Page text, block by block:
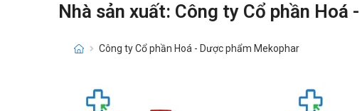
Nhà sản xuất: Công ty Cổ phần Hoá
Công ty Cổ phần Hoá - Dược phẩm Mekophar